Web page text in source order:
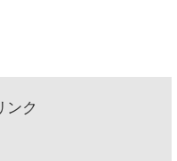
ンク